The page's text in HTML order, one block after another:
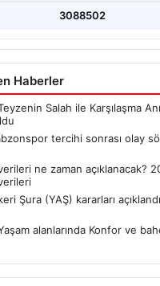
3088502
Haberler
Salah ile Karşılaşma
tercihi sonrası olay
ne zaman açıklanacak?
Şura (YAŞ) kararları
alanlarında Konfor ve